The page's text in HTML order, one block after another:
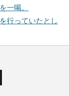
一喝。
行っていたとし